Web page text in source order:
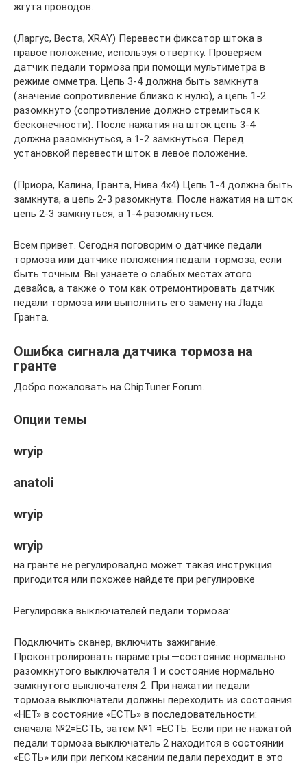
жгута проводов.
(Ларгус, Веста, XRAY) Перевести фиксатор штока в
правое положение, используя отвертку. Проверяем
датчик педали тормоза при помощи мультиметра в
режиме омметра. Цепь 3-4 должна быть замкнута
(значение сопротивление близко к нулю), а цепь 1-2
разомкнуто (сопротивление должно стремиться к
бесконечности). После нажатия на шток цепь 3-4
должна разомкнуться, а 1-2 замкнуться. Перед
установкой перевести шток в левое положение.
(Приора, Калина, Гранта, Нива 4х4) Цепь 1-4 должна быть
замкнута, а цепь 2-3 разомкнута. После нажатия на шток
цепь 2-3 замкнуться, а 1-4 разомкнуться.
Всем привет. Сегодня поговорим о датчике педали
тормоза или датчике положения педали тормоза, если
быть точным. Вы узнаете о слабых местах этого
девайса, а также о том как отремонтировать датчик
педали тормоза или выполнить его замену на Лада
Гранта.
Ошибка сигнала датчика тормоза на
гранте
Добро пожаловать на ChipTuner Forum.
Опции темы
wryip
anatoli
wryip
wryip
на гранте не регулировал,но может такая инструкция
пригодится или похожее найдете при регулировке
Регулировка выключателей педали тормоза:
Подключить сканер, включить зажигание.
Проконтролировать параметры:—состояние нормально
разомкнутого выключателя 1 и состояние нормально
замкнутого выключателя 2. При нажатии педали
тормоза выключатели должны переходить из состояния
«НЕТ» в состояние «ЕСТЬ» в последовательности:
сначала №2=ЕСТЬ, затем №1 =ЕСТЬ. Если при не нажатой
педали тормоза выключатель 2 находится в состоянии
«ЕСТЬ» или при легком касании педали переходит в это